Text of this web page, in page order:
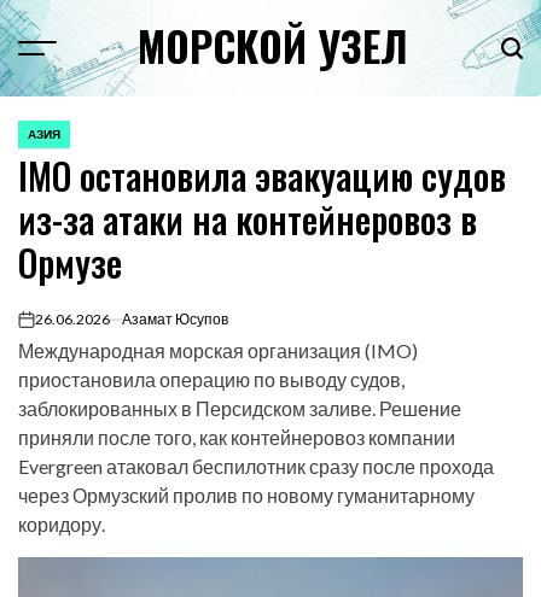
Перейти
к
содержимому
Menu МОРСКОЙ УЗЕЛ
ОПУБЛИКОВАНО
В
АЗИЯ
IMO остановила эвакуацию судов
из-за атаки на контейнеровоз в
Ормузе
on26.06.2026 Азамат Юсупов
Международная морская организация (IMO)
приостановила операцию по выводу судов,
заблокированных в Персидском заливе. Решение
приняли после того, как контейнеровоз компании
Evergreen атаковал беспилотник сразу после прохода
через Ормузский пролив по новому гуманитарному
коридору.